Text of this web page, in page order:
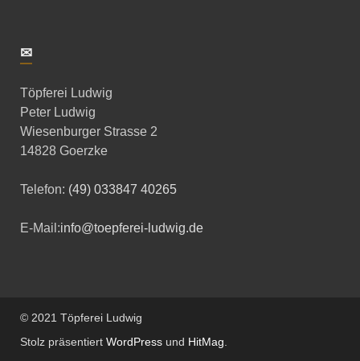
✉
Töpferei Ludwig
Peter Ludwig
Wiesenburger Strasse 2
14828 Goerzke
Telefon: (49) 033847 40265
E-Mail:info@toepferei-ludwig.de
© 2021 Töpferei Ludwig
Stolz präsentiert WordPress und HitMag